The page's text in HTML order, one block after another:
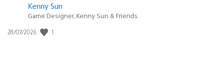
Kenny Sun
Game Designer, Kenny Sun & Friends
Date
28/07/2026 1